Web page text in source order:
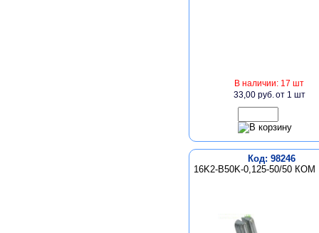
В наличии: 17 шт
33,00 руб.от 1 шт
Код: 98246
16K2-B50K-0,125-50/50 КОМ